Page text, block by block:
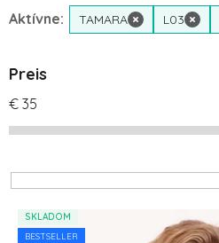
Aktívne: TAMARA × L03 ×
Preis
€ 35
Liste der Produkte
SKLADOM
BESTSELLER